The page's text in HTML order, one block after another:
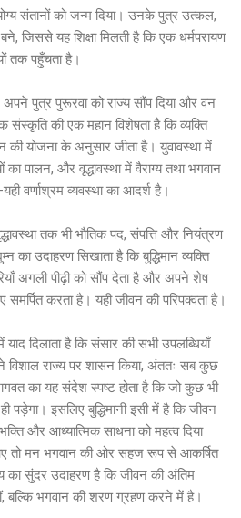
संतानों को जन्म दिया। उनके पुत्र उत्कल,
जिससे यह शिक्षा मिलती है कि एक धर्मपरायण
तक पहुँचता है।
अपने पुत्र पुरूरवा को राज्य सौंप दिया और वन
की एक महान विशेषता है कि व्यक्ति
योजना के अनुसार जीता है। युवावस्था में
का पालन, और वृद्धावस्था में वैराग्य तथा भगवान
वर्णाश्रम व्यवस्था का आदर्श है।
तक भी भौतिक पद, संपत्ति और नियंत्रण
का उदाहरण सिखाता है कि बुद्धिमान व्यक्ति
अगली पीढ़ी को सौंप देता है और अपने शेष
करता है। यही जीवन की परिपक्वता है।
दिलाता है कि संसार की सभी उपलब्धियाँ
विशाल राज्य पर शासन किया, अंततः सब कुछ
का यह संदेश स्पष्ट होता है कि जो कुछ भी
पड़ेगा। इसलिए बुद्धिमानी इसी में है कि जीवन
और आध्यात्मिक साधना को महत्व दिया
तो मन भगवान की ओर सहज रूप से आकर्षित
का सुंदर उदाहरण है कि जीवन की अंतिम
बल्कि भगवान की शरण ग्रहण करने में है।